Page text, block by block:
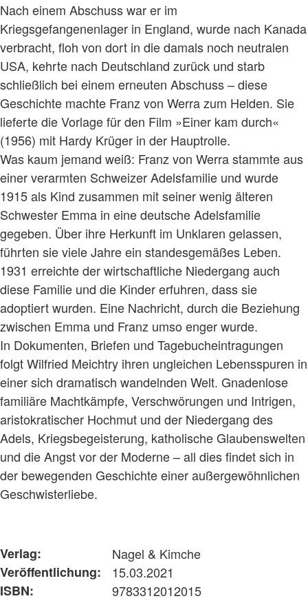
Nach einem Abschuss war er im
Kriegsgefangenenlager in England, wurde nach Kanada
verbracht, floh von dort in die damals noch neutralen
USA, kehrte nach Deutschland zurück und starb
schließlich bei einem erneuten Abschuss – diese
Geschichte machte Franz von Werra zum Helden. Sie
lieferte die Vorlage für den Film »Einer kam durch«
(1956) mit Hardy Krüger in der Hauptrolle.
Was kaum jemand weiß: Franz von Werra stammte aus
einer verarmten Schweizer Adelsfamilie und wurde
1915 als Kind zusammen mit seiner wenig älteren
Schwester Emma in eine deutsche Adelsfamilie
gegeben. Über ihre Herkunft im Unklaren gelassen,
führten sie viele Jahre ein standesgemäßes Leben.
1931 erreichte der wirtschaftliche Niedergang auch
diese Familie und die Kinder erfuhren, dass sie
adoptiert wurden. Eine Nachricht, durch die Beziehung
zwischen Emma und Franz umso enger wurde.
In Dokumenten, Briefen und Tagebucheintragungen
folgt Wilfried Meichtry ihren ungleichen Lebensspuren in
einer sich dramatisch wandelnden Welt. Gnadenlose
familiäre Machtkämpfe, Verschwörungen und Intrigen,
aristokratischer Hochmut und der Niedergang des
Adels, Kriegsbegeisterung, katholische Glaubenswelten
und die Angst vor der Moderne – all dies findet sich in
der bewegenden Geschichte einer außergewöhnlichen
Geschwisterliebe.
Verlag:
Nagel & Kimche
Veröffentlichung:
15.03.2021
ISBN:
9783312012015